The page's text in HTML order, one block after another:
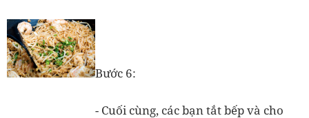
Bước 6:
- Cuối cùng, các bạn tắt bếp và cho